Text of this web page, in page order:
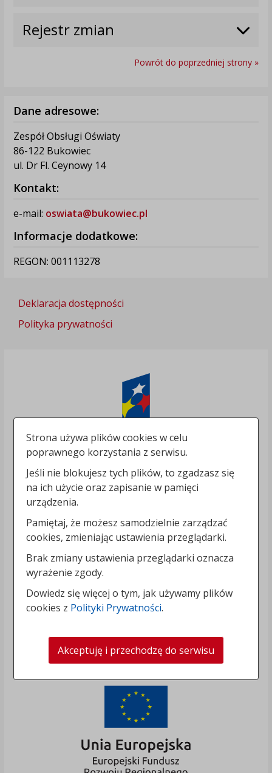
Rejestr zmian
Powrót do poprzedniej strony »
Dane adresowe:
Zespół Obsługi Oświaty
86-122 Bukowiec
ul. Dr Fl. Ceynowy 14
Kontakt:
e-mail: oswiata@bukowiec.pl
Informacje dodatkowe:
REGON: 001113278
Deklaracja dostępności
Polityka prywatności
Strona używa plików cookies w celu
poprawnego korzystania z serwisu.
Jeśli nie blokujesz tych plików, to zgadzasz się
na ich użycie oraz zapisanie w pamięci
urządzenia.
Pamiętaj, że możesz samodzielnie zarządzać
cookies, zmieniając ustawienia przeglądarki.
Brak zmiany ustawienia przeglądarki oznacza
wyrażenie zgody.
Dowiedz się więcej o tym, jak używamy plików
cookies z Polityki Prywatności.
Akceptuję i przechodzę do serwisu